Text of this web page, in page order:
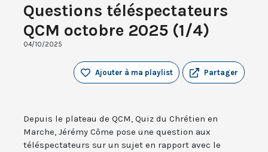
Questions téléspectateurs
QCM octobre 2025 (1/4)
04/10/2025
Partager
Ajouter à ma playlist
Depuis le plateau de QCM, Quiz du Chrétien en
Marche, Jérémy Côme pose une question aux
téléspectateurs sur un sujet en rapport avec le